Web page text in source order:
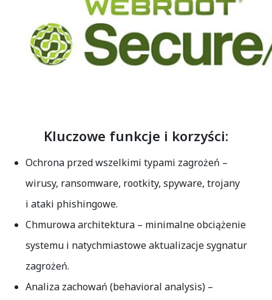
Kluczowe funkcje i korzyści:
Ochrona przed wszelkimi typami zagrożeń –
wirusy, ransomware, rootkity, spyware, trojany
i ataki phishingowe.
Chmurowa architektura– minimalne obciążenie
systemu i natychmiastowe aktualizacje sygnatur
zagrożeń.
Analiza zachowań (behavioral analysis)–